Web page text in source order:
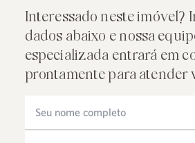
Interessado neste imóvel?
dados abaixo e nossa
especializada entrará em
prontamente para atender